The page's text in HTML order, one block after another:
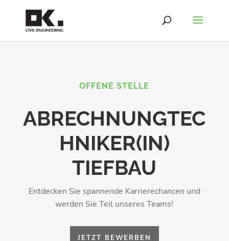
OFFENE STELLE
ABRECHNUNGTEC
HNIKER(IN)
TIEFBAU
Entdecken Sie spannende Karrierechancen und
werden Sie Teil unseres Teams!
JETZT BEWERBEN